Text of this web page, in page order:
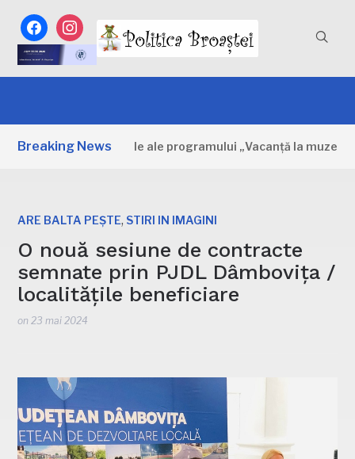
facebookinstagram
Breaking News
Primele zile ale programului „Vacanță la muzeu”
ARE BALTA PEȘTE, STIRI IN IMAGINI
O nouă sesiune de contracte
semnate prin PJDL Dâmbovița /
localitățile beneficiare
on 23 mai 2024